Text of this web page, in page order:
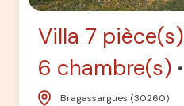
Villa 7 pièce(s)
6 chambre(s)
Bragassargues (30260)